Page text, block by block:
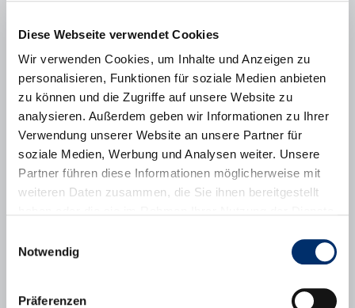
Diese Webseite verwendet Cookies
Wir verwenden Cookies, um Inhalte und Anzeigen zu
personalisieren, Funktionen für soziale Medien anbieten
zu können und die Zugriffe auf unsere Website zu
analysieren. Außerdem geben wir Informationen zu Ihrer
Verwendung unserer Website an unsere Partner für
soziale Medien, Werbung und Analysen weiter. Unsere
Partner führen diese Informationen möglicherweise mit
weiteren Daten zusammen, die Sie ihnen bereitgestellt
Notwendig
Präferenzen
Montags und freitags zwischen ca. 10:15 und 13:00 Uhr
Annahme und Auslieferung gefrorener Wochenpakete
montags ca. 8.30 bis 10.45 Uhr
Sie sollten mitbringen:
Selbstständiges und strukturiertes Arbeiten sowie
Pünktlichkeit
Freude am Kontakt mit Senior:innen
Gültige PKW-Fahrerlaubnis
Ein kollegiales, offenes Team mit festen
Aufwandsentschädigung auf Ehrenamtspauschale